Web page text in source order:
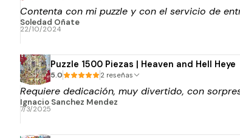
Contenta con mi puzzle y con el servicio de
Soledad Oñate
22/10/2024
Puzzle 1500 Piezas | Heaven and Hell Heye
5.0 2 reseñas
Requiere dedicación, muy divertido, con
Ignacio Sanchez Mendez
7/3/2025